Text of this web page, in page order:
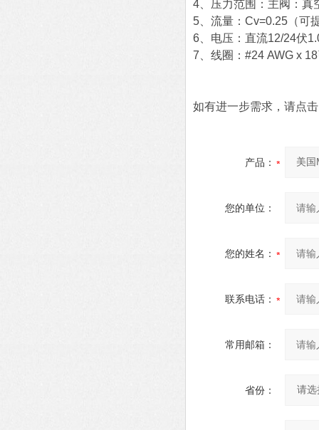
4、压力范围：主阀：真
5、流量：Cv=0.25（可
6、电压：直流12/24伏
7、线圈：#24 AWG x
如有进一步需求，请点
产品：
您的单位：
您的姓名：
联系电话：
常用邮箱：
省份：